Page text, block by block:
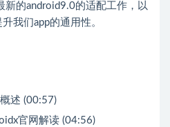
新的android9.0的适配工作，以
我们app的通用性。
述 (00:57)
官网解读 (04:56)